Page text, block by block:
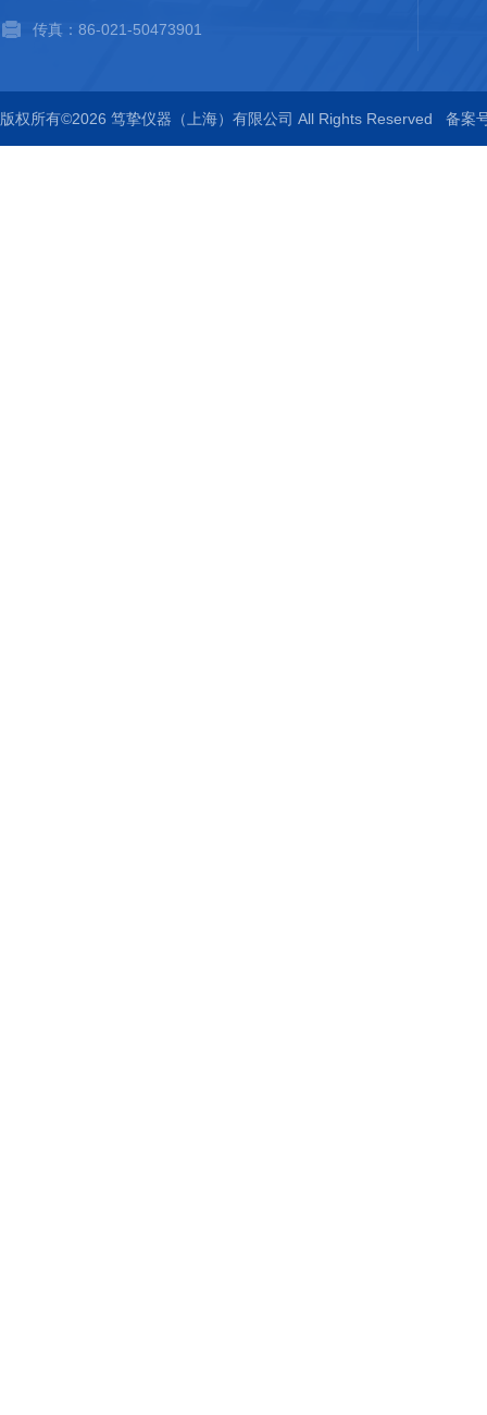
传真：86-021-50473901
版权所有©2026 笃挚仪器（上海）有限公司 All Rights Reserved 备案